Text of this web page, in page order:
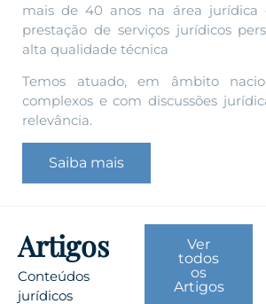
mais de 40 anos na área jurídica
prestação de serviços jurídicos
alta qualidade técnica
Temos atuado, em âmbito
complexos e com discussões
relevância.
Saiba mais
Artigos
Conteúdos
jurídicos
Ver
todos
os
Artigos